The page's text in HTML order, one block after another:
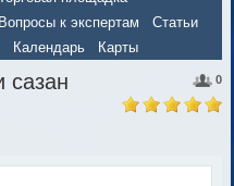
Вопросы к экспертам
Статьи
Календарь Карты
0
сазан